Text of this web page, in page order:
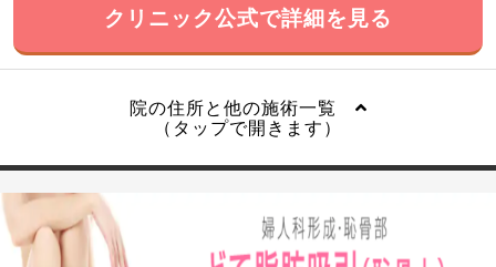
クリニック公式で詳細を見る
院の住所と他の施術一覧
（タップで開きます）